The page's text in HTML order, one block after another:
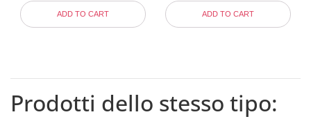
ADD TO CART ADD TO CART
Prodotti dello stesso tipo: